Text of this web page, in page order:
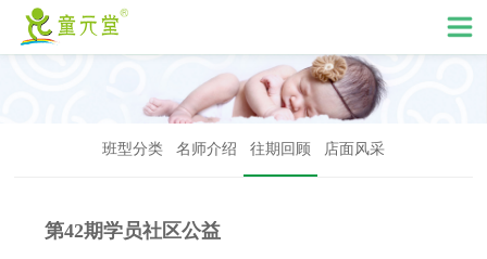
班型分类 名师介绍 往期回顾 店面风采
第42期学员社区公益